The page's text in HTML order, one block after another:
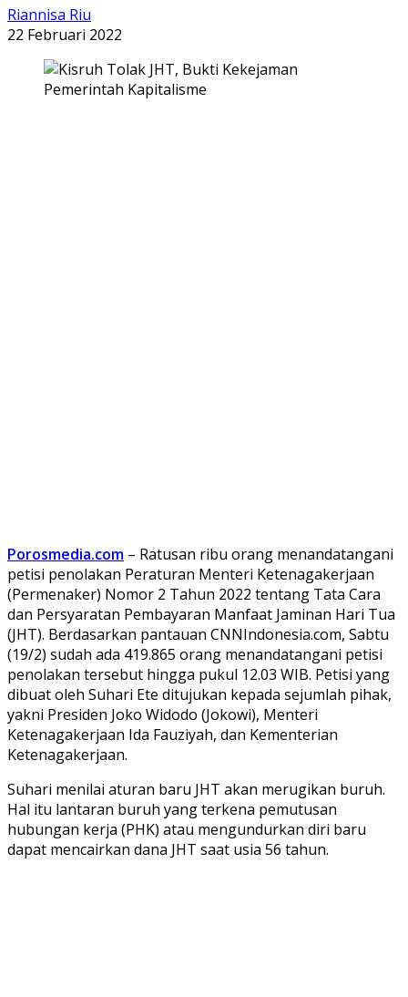
Riannisa Riu
22 Februari 2022
Porosmedia.com – Ratusan ribu orang menandatangani
petisi penolakan Peraturan Menteri Ketenagakerjaan
(Permenaker) Nomor 2 Tahun 2022 tentang Tata Cara
dan Persyaratan Pembayaran Manfaat Jaminan Hari Tua
(JHT). Berdasarkan pantauan CNNIndonesia.com, Sabtu
(19/2) sudah ada 419.865 orang menandatangani petisi
penolakan tersebut hingga pukul 12.03 WIB. Petisi yang
dibuat oleh Suhari Ete ditujukan kepada sejumlah pihak,
yakni Presiden Joko Widodo (Jokowi), Menteri
Ketenagakerjaan Ida Fauziyah, dan Kementerian
Ketenagakerjaan.
Suhari menilai aturan baru JHT akan merugikan buruh.
Hal itu lantaran buruh yang terkena pemutusan
hubungan kerja (PHK) atau mengundurkan diri baru
dapat mencairkan dana JHT saat usia 56 tahun.